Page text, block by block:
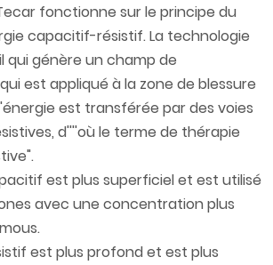
fonctionne sur le principe du
capacitif-résistif. La technologie
qui génère un champ de
est appliqué à la zone de blessure
est transférée par des voies
d''''où le terme de thérapie
est plus superficiel et est utilisé
avec une concentration plus
est plus profond et est plus